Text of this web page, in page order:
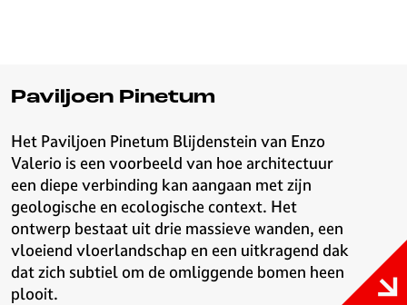
Paviljoen Pinetum
Het Paviljoen Pinetum Blijdenstein van Enzo
Valerio is een voorbeeld van hoe architectuur
een diepe verbinding kan aangaan met zijn
geologische en ecologische context. Het
ontwerp bestaat uit drie massieve wanden, een
vloeiend vloerlandschap en een uitkragend dak
dat zich subtiel om de omliggende bomen heen
plooit.